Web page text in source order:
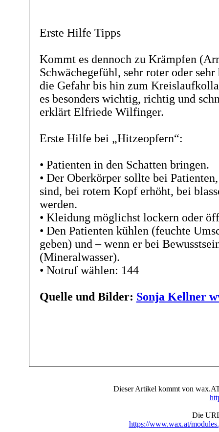
Erste Hilfe Tipps
Kommt es dennoch zu Krämpfen
Schwächegefühl, sehr roter oder sehr
die Gefahr bis hin zum
es besonders wichtig, richtig und
erklärt Elfriede Wilfinger.
Erste Hilfe bei „Hitzeopfern“:
• Patienten in den Schatten bringen.
• Der Oberkörper sollte bei
sind, bei rotem Kopf erhöht, bei
werden.
• Kleidung möglichst lockern oder
• Den Patienten kühlen (feuchte
geben) und – wenn er bei
(Mineralwasser).
• Notruf wählen: 144
Quelle und Bilder: Sonja Kellner
Dieser Artikel kommt von
Die
https://www.wax.at/